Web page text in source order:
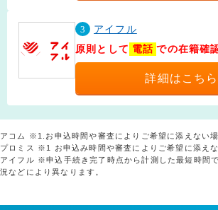
3
アイフル
原則として 電話 での在籍確
詳細はこちら
アコム ※1.お申込時間や審査によりご希望に添えない場
プロミス ※1 お申込み時間や審査によりご希望に添えな
アイフル ※申込手続き完了時点から計測した最短時間
況などにより異なります。